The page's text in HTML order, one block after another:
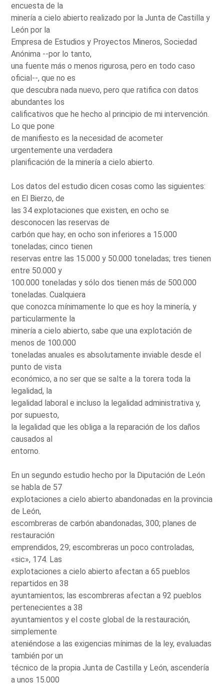
encuesta de la
minería a cielo abierto realizado por la Junta de Castilla y
León por la
Empresa de Estudios y Proyectos Mineros, Sociedad
Anónima --por lo tanto,
una fuente más o menos rigurosa, pero en todo caso
oficial--, que no es
que descubra nada nuevo, pero que ratifica con datos
abundantes los
calificativos que he hecho al principio de mi intervención.
Lo que pone
de manifiesto es la necesidad de acometer
urgentemente una verdadera
planificación de la minería a cielo abierto.
Los datos del estudio dicen cosas como las siguientes:
en El Bierzo, de
las 34 explotaciones que existen, en ocho se
desconocen las reservas de
carbón que hay; en ocho son inferiores a 15.000
toneladas; cinco tienen
reservas entre las 15.000 y 50.000 toneladas; tres tienen
entre 50.000 y
100.000 toneladas y sólo dos tienen más de 500.000
toneladas. Cualquiera
que conozca mínimamente lo que es hoy la minería, y
particularmente la
minería a cielo abierto, sabe que una explotación de
menos de 100.000
toneladas anuales es absolutamente inviable desde el
punto de vista
económico, a no ser que se salte a la torera toda la
legalidad, la
legalidad laboral e incluso la legalidad administrativa y,
por supuesto,
la legalidad que les obliga a la reparación de los daños
causados al
entorno.
En un segundo estudio hecho por la Diputación de León
se habla de 57
explotaciones a cielo abierto abandonadas en la provincia
de León,
escombreras de carbón abandonadas, 300; planes de
restauración
emprendidos, 29; escombreras un poco controladas,
«sic», 174. Las
explotaciones a cielo abierto afectan a 65 pueblos
repartidos en 38
ayuntamientos; las escombreras afectan a 92 pueblos
pertenecientes a 38
ayuntamientos y el coste global de la restauración,
simplemente
ateniéndose a las exigencias mínimas de la ley, evaluadas
también por un
técnico de la propia Junta de Castilla y León, ascendería
a unos 15.000